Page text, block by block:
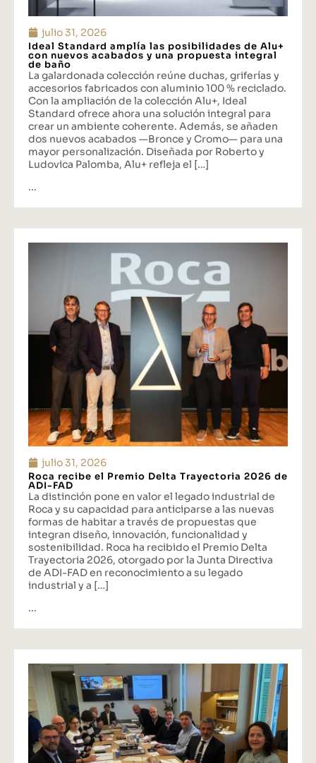
julio 31, 2026
Ideal Standard amplía las posibilidades de Alu+
con nuevos acabados y una propuesta integral
de baño
La galardonada colección reúne duchas, griferías y
accesorios fabricados con aluminio 100 % reciclado.
Con la ampliación de la colección Alu+, Ideal
Standard ofrece ahora una solución integral para
crear un ambiente coherente. Además, se añaden
dos nuevos acabados —Bronce y Cromo— para una
mayor personalización. Diseñada por Roberto y
Ludovica Palomba, Alu+ refleja el […]
...
julio 31, 2026
Roca recibe el Premio Delta Trayectoria 2026 de
ADI-FAD
La distinción pone en valor el legado industrial de
Roca y su capacidad para anticiparse a las nuevas
formas de habitar a través de propuestas que
integran diseño, innovación, funcionalidad y
sostenibilidad. Roca ha recibido el Premio Delta
Trayectoria 2026, otorgado por la Junta Directiva
de ADI-FAD en reconocimiento a su legado
industrial y a […]
...